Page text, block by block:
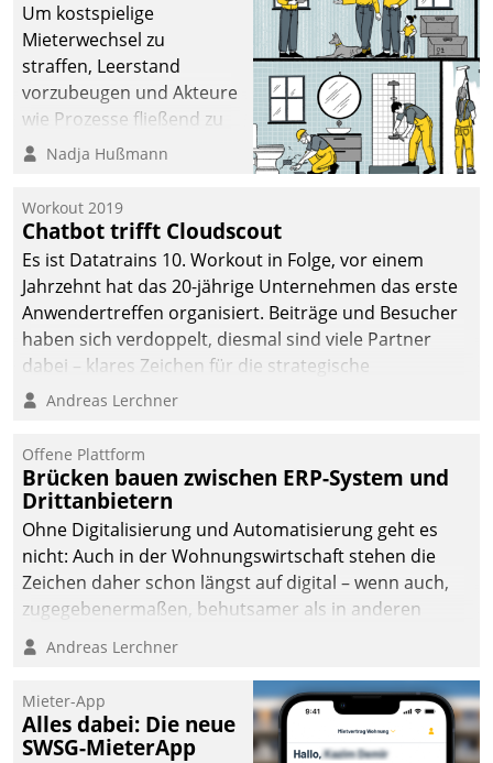
Um kostspielige
Mieterwechsel zu
straffen, Leerstand
vorzubeugen und Akteure
wie Prozesse fließend zu
vernetzen, nutzt die
Jahresbeginn eine
Überblick, Einsicht und
Eingriff bietende Lösung.
Zur Entwicklung setzte
man auf
Cloudtechnologie,
bewährte und Startup-
agile Projektmethoden.
Nadja Hußmann
Workout 2019
Chatbot trifft Cloudscout
Es ist Datatrains 10. Workout in Folge, vor einem
Jahrzehnt hat das 20-jährige Unternehmen das erste
Anwendertreffen organisiert. Beiträge und Besucher
haben sich verdoppelt, diesmal sind viele Partner
dabei – klares Zeichen für die strategische
Fokussierung auf den Kunden.
Andreas Lerchner
Offene Plattform
Brücken bauen zwischen ERP-System und
Drittanbietern
Ohne Digitalisierung und Automatisierung geht es
nicht: Auch in der Wohnungswirtschaft stehen die
Zeichen daher schon längst auf digital – wenn auch,
zugegebenermaßen, behutsamer als in anderen
Branchen.
Andreas Lerchner
Mieter-App
Alles dabei: Die neue
SWSG-MieterApp